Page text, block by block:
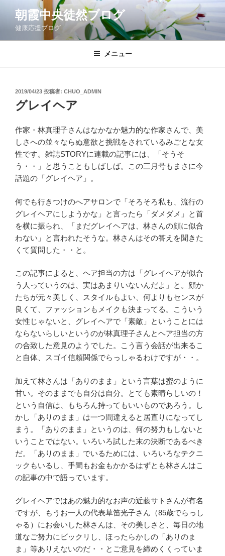
ン
朝霞中央徒然ブログ
健康応援ブログ
メニュー
投
日:
2019/04/23 投稿者: CHUO_ADMIN
グレイヘア
作家・林真理子さんはなかなか魅力的な作家さんで、美
しさへの並々ならぬ意欲と挑戦をされているみごとな女
性です。雑誌STORYに連載の記事には、「そうそ
う・・」と思うこともしばしば。この三月号もまさに今
話題の「グレイヘア」。
何でも行きつけのへアサロンで「そろそろ私も、流行の
グレイヘアにしようかな」と言ったら「ダメダメ」と首
を横に振られ、「まだグレイヘアは、林さんの顔に似合
わない」と言われたそうな。林さんはその答えを聞きた
くて質問した・・と。
この記事によると、ヘア担当の方は「グレイヘアが似合
う人っていうのは、実はあまりいないんだよ」と。顔か
たちが元々美しく、スタイルもよい、何よりもセンスが
良くて、ファッションもメイクも決まってる。こういう
女性じゃないと、グレイヘアで「素敵」ということには
ならないらしいというのが林真理子さんとヘア担当の方
の合致した意見のようでした。こう言う会話が出来るこ
と自体、スゴイ信頼関係でらっしゃるわけですが・・。
加えて林さんは「ありのまま」という言葉は蜜のように
甘い。そのままでも自分は自分。とても素晴らしいの！
という自信は、もちろん持ってもいいものであろう。し
かし「ありのまま」は一つ間違えると居直りになってし
まう。「ありのまま」というのは、何の努力もしないと
いうことではない。いろいろ試した末の決断であるべき
だ。「ありのまま」でいるためには、いろいろなテクニ
ックもいるし、手間もお金もかかるはずとも林さんはこ
の記事の中で語っています。
グレイヘアではあの魅力的なお声の近藤サトさんが有名
ですが、もうお一人の代表草笛光子さん（85歳でらっし
ゃる）にお会いした林さんは、その美しさと、毎日の地
道なご努力にビックリし、ほったらかしの「ありのま
ま」等ありえないのだ・・とご意見を締めくくっていま